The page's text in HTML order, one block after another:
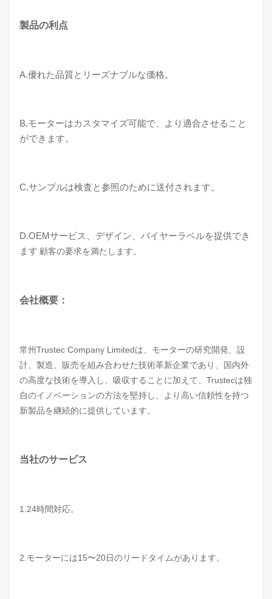
製品の利点
A.優れた品質とリーズナブルな価格。
B.モーターはカスタマイズ可能で、より適合させること
ができます。
C.サンプルは検査と参照のために送付されます。
D.OEMサービス、デザイン、バイヤーラベルを提供でき
ます 顧客の要求を満たします。
会社概要：
常州Trustec Company Limitedは、モーターの研究開発、設
計、製造、販売を組み合わせた技術革新企業であり、国内外
の高度な技術を導入し、吸収することに加えて、Trustecは独
自のイノベーションの方法を堅持し、より高い信頼性を持つ
新製品を継続的に提供しています。
当社のサービス
1.24時間対応。
2.モーターには15〜20日のリードタイムがあります。